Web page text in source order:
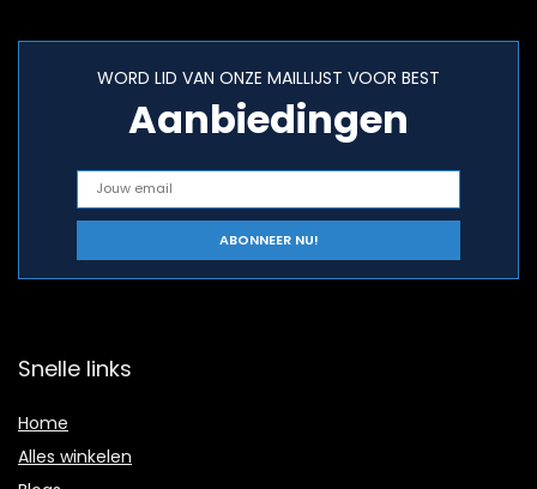
WORD LID VAN ONZE MAILLIJST VOOR BEST
Aanbiedingen
Snelle links
Home
Alles winkelen